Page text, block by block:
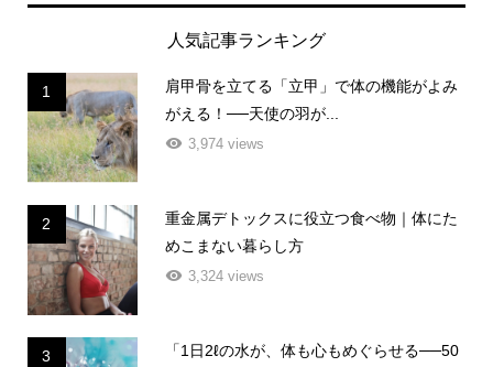
人気記事ランキング
1
肩甲骨を立てる「立甲」で体の機能がよみ
がえる！──天使の羽が...
3,974 views
2
重金属デトックスに役立つ食べ物｜体にた
めこまない暮らし方
3,324 views
3
「1日2ℓの水が、体も心もめぐらせる──50